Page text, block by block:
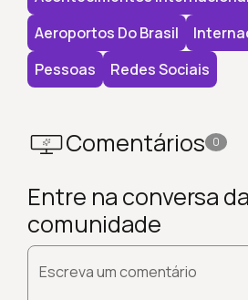
Aeroportos Do Brasil
Pessoas
Redes Sociais
Comentários 0
Entre na conversa da
comunidade
Escreva um comentário